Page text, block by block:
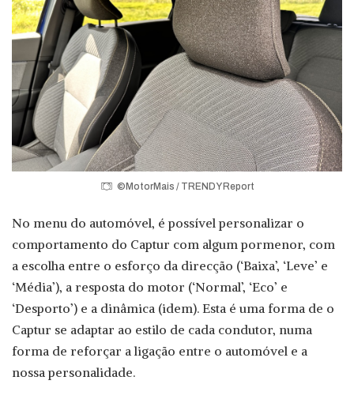
©MotorMais / TRENDY Report
No menu do automóvel, é possível personalizar o
comportamento do Captur com algum pormenor, com
a escolha entre o esforço da direcção (‘Baixa’, ‘Leve’ e
‘Média’), a resposta do motor (‘Normal’, ‘Eco’ e
‘Desporto’) e a dinâmica (idem). Esta é uma forma de o
Captur se adaptar ao estilo de cada condutor, numa
forma de reforçar a ligação entre o automóvel e a
nossa personalidade.